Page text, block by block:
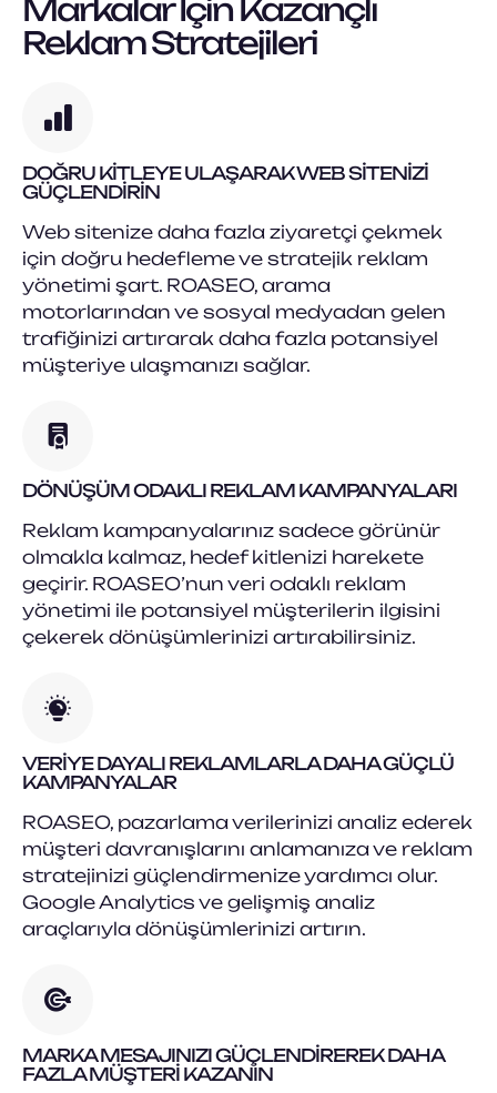
Markalar İçin Kazançlı
Reklam Stratejileri
DOĞRU KITLEYE ULAŞARAK WEB SITENIZI
GÜÇLENDIRIN
Web sitenize daha fazla ziyaretçi çekmek
için doğru hedefleme ve stratejik reklam
yönetimi şart. ROASEO, arama
motorlarından ve sosyal medyadan gelen
trafiğinizi artırarak daha fazla potansiyel
müşteriye ulaşmanızı sağlar.
DÖNÜŞÜM ODAKLI REKLAM KAMPANYALARI
Reklam kampanyalarınız sadece görünür
olmakla kalmaz, hedef kitlenizi harekete
geçirir. ROASEO’nun veri odaklı reklam
yönetimi ile potansiyel müşterilerin ilgisini
çekerek dönüşümlerinizi artırabilirsiniz.
VERIYE DAYALI REKLAMLARLA DAHA GÜÇLÜ
KAMPANYALAR
ROASEO, pazarlama verilerinizi analiz ederek
müşteri davranışlarını anlamanıza ve reklam
stratejinizi güçlendirmenize yardımcı olur.
Google Analytics ve gelişmiş analiz
araçlarıyla dönüşümlerinizi artırın.
MARKA MESAJINIZI GÜÇLENDIREREK DAHA
FAZLA MÜŞTERI KAZANIN